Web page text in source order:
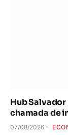
Hub
chamada de
07/08/2026